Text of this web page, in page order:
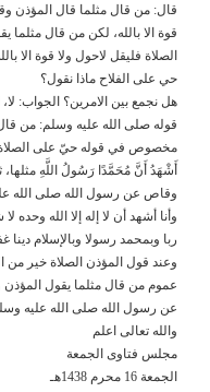
قال: من قال مثلما قال المؤذن
قوة الا بالله، لكن من قال
الصلاة فليقل لاحول ولا قوة الا
حي على الفلاح ماذا نقول؟
هل نجمع بين الامرين؟ الجواب: لا،
قوله صلى الله عليه وسلم: من
مخصوص في قوله حيّ على الصلاة
أَشْهَدُ أَنَّ مُحَمَّدًا رَسُولُ اللَّهِ
وقاص عن رسول الله صلى الله
وأنا أشهد أن لا إله إلا الله
ربا وبمحمد رسولا وبالإسلام دينا
وعند قول المؤذن الصلاة خير من
عموم من قال مثلما يقول
عن رسول الله صلى الله عليه
والله تعالى اعلم
مجلس فتاوى الجمعة
الجمعة 16 محرم 1438هـ